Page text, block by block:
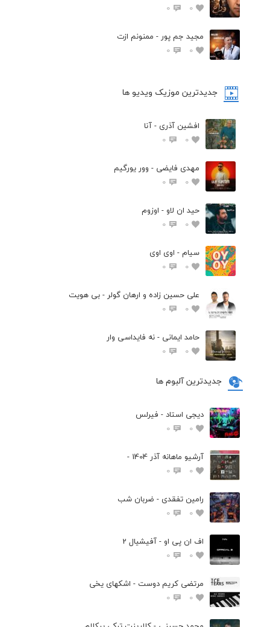
0
0
مجید جم پور - ممنونم ازت
0
0
جدیدترین موزیک ویدیو ها
افشین آذری - آنا
0
0
مهدی فایضی - وور یورگیم
0
0
حید ان لاو - اوزوم
0
0
سیام - اوی اوی
0
0
علی حسین زاده و ارهان گولر - بی هویت
0
0
حامد ایمانی - نه فایداسی وار
0
0
جدیدترین آلبوم ها
دیجی استاد - فیرلس
0
0
آرشیو ماهانه آذر 1404 -
0
0
رامین تفقدی - ضربان شب
0
0
اف ان پی او - آفیشیال 2
0
0
مرتضی کریم دوست - اشکهای یخی
0
0